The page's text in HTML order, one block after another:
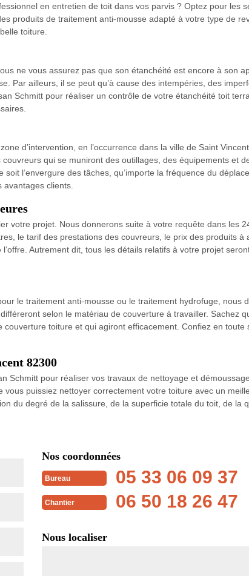
en entretien de toit dans vos parvis ? Optez pour les
produits de traitement anti-mousse adapté à votre type de
toiture.
ne vous assurez pas que son étanchéité est encore à son
Par ailleurs, il se peut qu’à cause des intempéries, des
Schmitt pour réaliser un contrôle de votre étanchéité toit
d’intervention, en l’occurrence dans la ville de Saint
qui se muniront des outillages, des équipements et
l’envergure des tâches, qu’importe la fréquence du
clients.
votre projet. Nous donnerons suite à votre requête dans les
le tarif des prestations des couvreurs, le prix des produits à
Autrement dit, tous les détails relatifs à votre projet
le traitement anti-mousse ou le traitement hydrofuge, nous
selon le matériau de couverture à travailler. Sachez
toiture et qui agiront efficacement. Confiez en toute
82300
Schmitt pour réaliser vos travaux de nettoyage et
puissiez nettoyer correctement votre toiture avec un
du degré de la salissure, de la superficie totale du toit, de la
Nos coordonnées
Bureau 05 33 06 09 37
Chantier 06 50 18 26 47
Nous localiser